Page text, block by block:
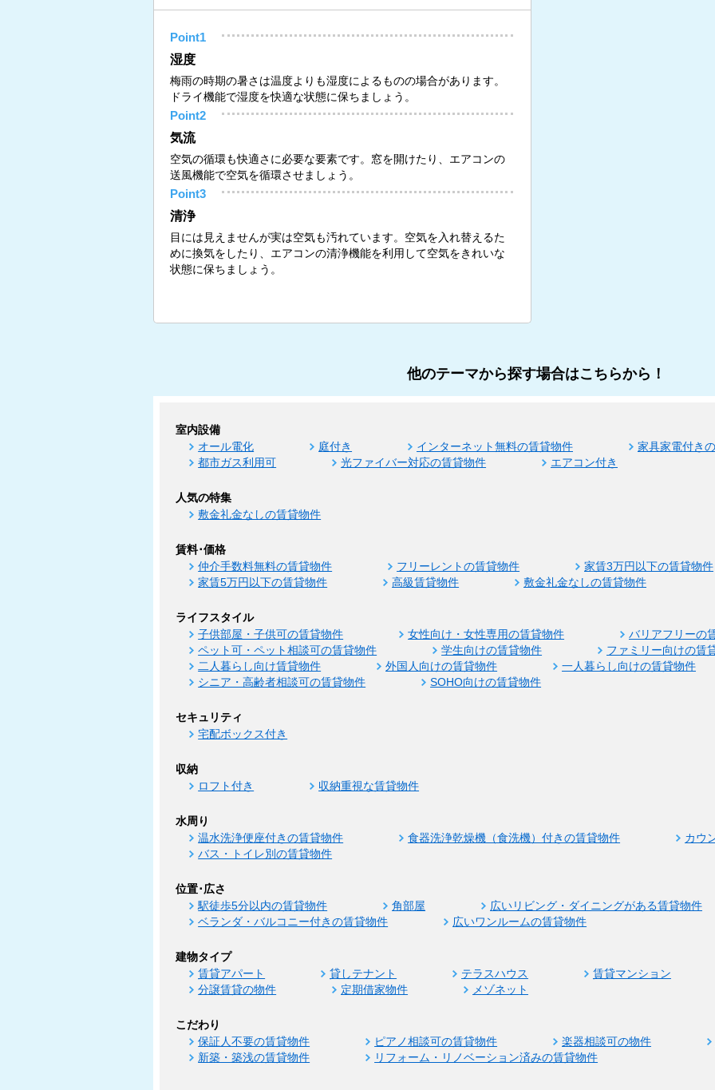
Point1
湿度
梅雨の時期の暑さは温度よりも湿度によるものの場合があります。
ドライ機能で湿度を快適な状態に保ちましょう。
Point2
気流
空気の循環も快適さに必要な要素です。窓を開けたり、エアコンの
送風機能で空気を循環させましょう。
Point3
清浄
目には見えませんが実は空気も汚れています。空気を入れ替えるた
めに換気をしたり、エアコンの清浄機能を利用して空気をきれいな
状態に保ちましょう。
他のテーマから探す場合はこちらから！
室内設備
オール電化 庭付き インターネット無料の賃貸物件
家具家電付き
都市ガス利用可
光ファイバー対応の賃貸物件 エアコン付き
人気の特集
敷金礼金なしの賃貸物件
賃料･価格
仲介手数料無料の賃貸物件 フリーレントの賃貸物件
家賃3万円以下の賃貸物件
家賃5万円以下の賃貸物件
高級賃貸物件 敷金礼金なしの賃貸物件
ライフスタイル
子供部屋・子供可の賃貸物件 女性向け・女性専用の賃貸物件
バリアフリーの
ペット可・ペット相談可の賃貸物件
学生向けの賃貸物件 ファミリー向けの賃
二人暮らし向け賃貸物件
外国人向けの賃貸物件
一人暮らし向けの賃貸物件
シニア・高齢者相談可の賃貸物件
SOHO向けの賃貸物件
セキュリティ
宅配ボックス付き
収納
ロフト付き 収納重視な賃貸物件
水周り
温水洗浄便座付きの賃貸物件 食器洗浄乾燥機（食洗機）付きの賃貸物件
カウ
バス・トイレ別の賃貸物件
位置･広さ
駅徒歩5分以内の賃貸物件 角部屋 広いリビング・ダイニングがある賃貸物件
ベランダ・バルコニー付きの賃貸物件
広いワンルームの賃貸物件
建物タイプ
賃貸アパート 貸しテナント テラスハウス 賃貸マンション
分譲賃貸の物件
定期借家物件 メゾネット
こだわり
保証人不要の賃貸物件 ピアノ相談可の賃貸物件 楽器相談可の物件
新築・築浅の賃貸物件
リフォーム・リノベーション済みの賃貸物件